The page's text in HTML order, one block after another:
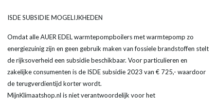
ISDE SUBSIDIE MOGELIJKHEDEN
Omdat alle AUER EDEL warmtepompboilers met warmtepomp zo
energiezuinig zijn en geen gebruik maken van fossiele brandstoffen stelt
de rijksoverheid een subsidie beschikbaar. Voor particulieren en
zakelijke consumenten is de ISDE subsidie 2023 van € 725,- waardoor
de terugverdientijd korter wordt.
MijnKlimaatshop.nl is niet verantwoordelijk voor het